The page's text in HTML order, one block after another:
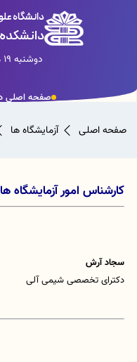
دانشگاه
دوشنبه 19 مرداد 1405
صفحه اصلی
صفحه اصلی آزمایشگاه ها
کارشناس امور آزمایشگاه ها
سجاد آرش
دکترای تخصصی شیمی آلی